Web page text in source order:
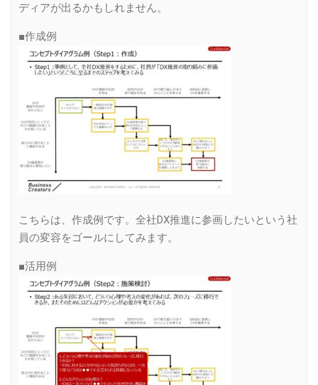
ディアが出るかもしれません。
■作成例
こちらは、作成例です。全社DX推進に参画したいという社
員の変容をゴールにしてみます。
■活用例